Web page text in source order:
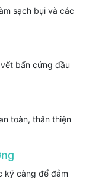
sạch bụi và các
bẩn cứng đầu
toàn, thân thiện
kỹ càng để đảm